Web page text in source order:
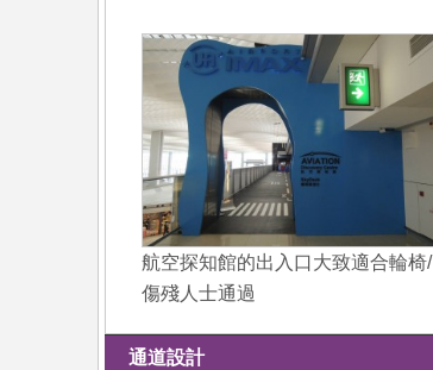
航空探知館的出入口大致適合輪椅/
傷殘人士通過
通道設計